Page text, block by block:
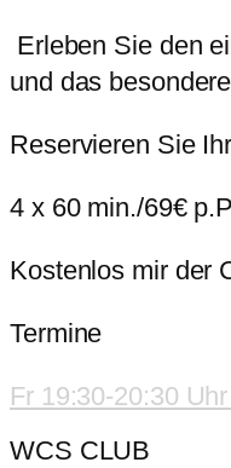
Erleben Sie den
und das
Reservieren Sie
4 x 60 min./69€
Kostenlos mir der
Termine
Fr 19:30-20:30
WCS CLUB